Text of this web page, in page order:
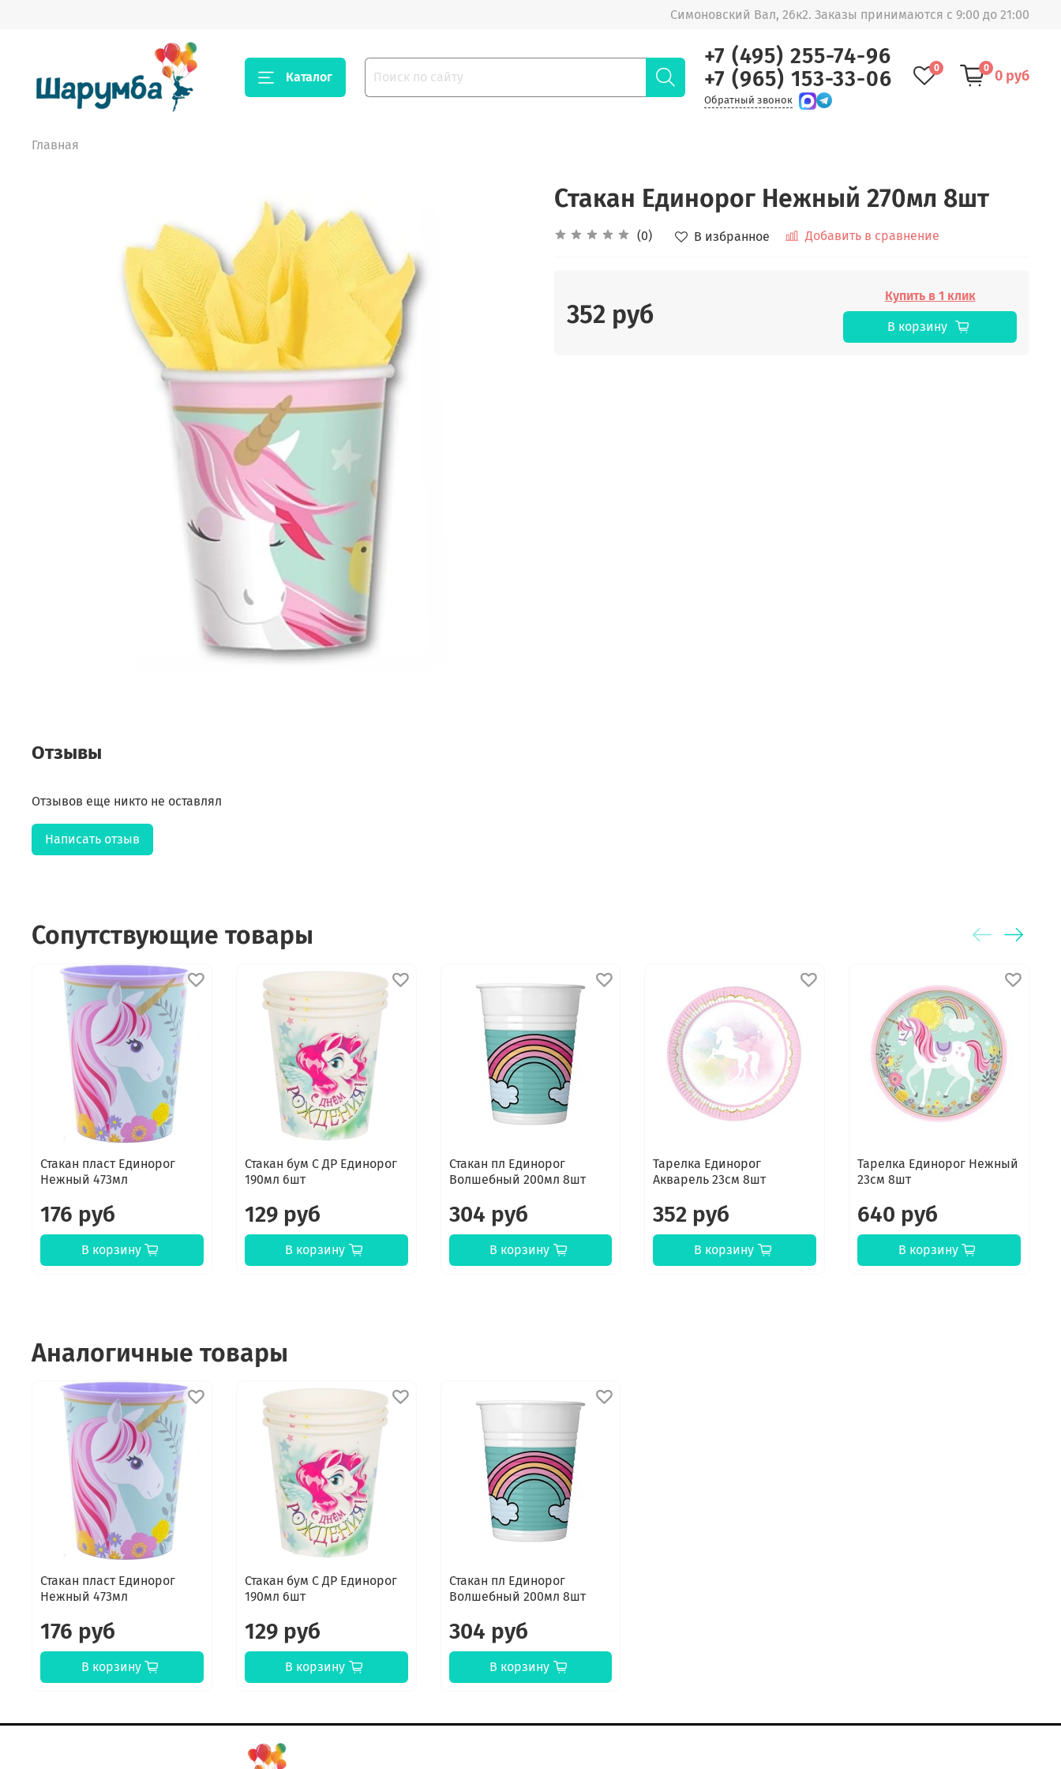
Симоновский Вал, 26к2. Заказы принимаются с 9:00 до 21:00
Каталог
+7 (495) 255-74-96
+7 (965) 153-33-06
Обратный звонок
0 0 0 руб
Главная
Стакан Единорог Нежный 270мл 8шт
(0) В избранное Добавить в сравнение
352 руб
Купить в 1 клик
В корзину
Отзывы
Отзывов еще никто не оставлял
Написать отзыв
Сопутствующие товары
Стакан пласт Единорог
Нежный 473мл
176 руб
В корзину
Стакан бум С ДР Единорог
190мл 6шт
129 руб
В корзину
Стакан пл Единорог
Волшебный 200мл 8шт
304 руб
В корзину
Тарелка Единорог
Акварель 23см 8шт
352 руб
В корзину
Тарелка Единорог Нежный
23см 8шт
640 руб
В корзину
Аналогичные товары
Стакан пласт Единорог
Нежный 473мл
176 руб
В корзину
Стакан бум С ДР Единорог
190мл 6шт
129 руб
В корзину
Стакан пл Единорог
Волшебный 200мл 8шт
304 руб
В корзину